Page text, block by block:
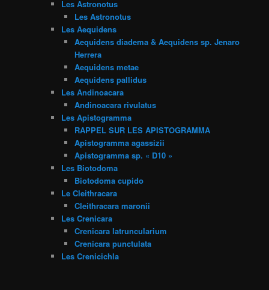
Les Astronotus
Les Astronotus
Les Aequidens
Aequidens diadema & Aequidens sp. Jenaro
Herrera
Aequidens metae
Aequidens pallidus
Les Andinoacara
Andinoacara rivulatus
Les Apistogramma
RAPPEL SUR LES APISTOGRAMMA
Apistogramma agassizii
Apistogramma sp. « D10 »
Les Biotodoma
Biotodoma cupido
Le Cleithracara
Cleithracara maronii
Les Crenicara
Crenicara latruncularium
Crenicara punctulata
Les Crenicichla